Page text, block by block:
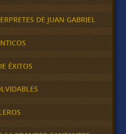
DE JUAN GABRIEL
ÉXITOS